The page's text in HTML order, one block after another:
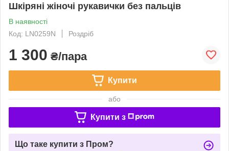
Шкіряні жіночі рукавички без пальців
В наявності
Код: LN0259N
Роздріб
1 300 ₴/пара
Купити
або
Купити з
Що таке купити з Пром?